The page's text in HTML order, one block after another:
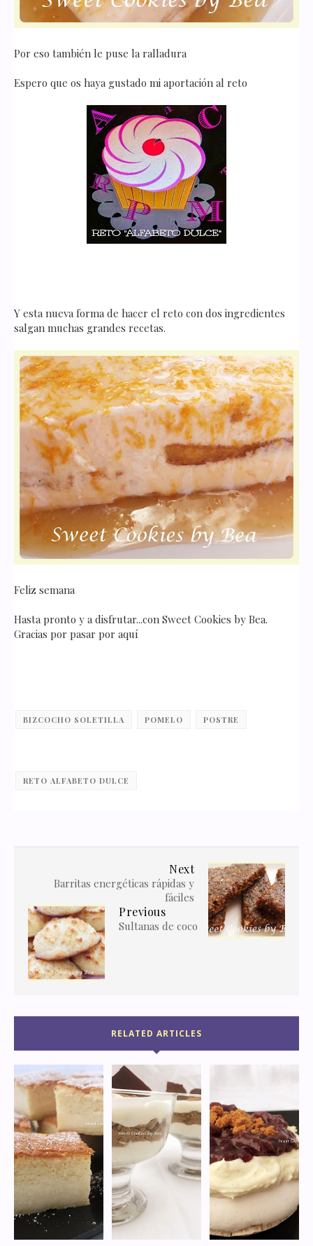
Por eso también le puse la ralladura
Espero que os haya gustado mi aportación al reto
Y esta nueva forma de hacer el reto con dos ingredientes
salgan muchas grandes recetas.
Feliz semana
Hasta pronto y a disfrutar...con Sweet Cookies by Bea.
Gracias por pasar por aquí
BIZCOCHO SOLETILLA POMELO POSTRE
RETO ALFABETO DULCE
Next
Barritas energéticas rápidas y
fáciles
Previous
Sultanas de coco
RELATED ARTICLES